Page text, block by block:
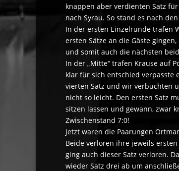
knappen aber verdienten Satz
nach Syrau. So stand es nach
In der ersten Einzelrunde trafen
ersten Sätze an die Gäste
und somit auch die nächsten
In der „Mitte“ trafen Krause auf
klar für sich entschied verpasste
vierten Satz und wir verbuchten
nicht so leicht. Den ersten Satz
sitzen lassen und gewann, zwar
Zwischenstand 7:0!
Jetzt waren die Paarungen
Beide verloren ihre jeweils
ging auch dieser Satz verloren.
wieder Satz drei ab um